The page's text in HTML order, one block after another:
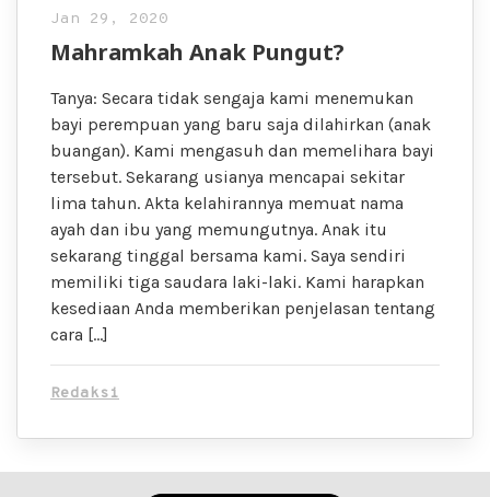
Jan 29, 2020
Mahramkah Anak Pungut?
Tanya: Secara tidak sengaja kami menemukan
bayi perempuan yang baru saja dilahirkan (anak
buangan). Kami mengasuh dan memelihara bayi
tersebut. Sekarang usianya mencapai sekitar
lima tahun. Akta kelahirannya memuat nama
ayah dan ibu yang memungutnya. Anak itu
sekarang tinggal bersama kami. Saya sendiri
memiliki tiga saudara laki-laki. Kami harapkan
kesediaan Anda memberikan penjelasan tentang
cara […]
Redaksi